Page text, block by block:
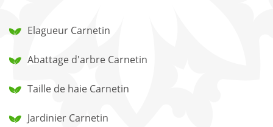
Elagueur Carnetin
Abattage d'arbre Carnetin
Taille de haie Carnetin
Jardinier Carnetin